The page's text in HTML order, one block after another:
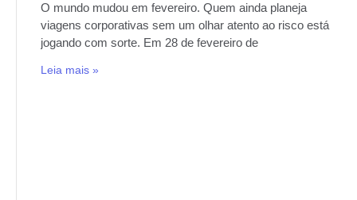
O mundo mudou em fevereiro. Quem ainda planeja
viagens corporativas sem um olhar atento ao risco está
jogando com sorte. Em 28 de fevereiro de
Leia mais »